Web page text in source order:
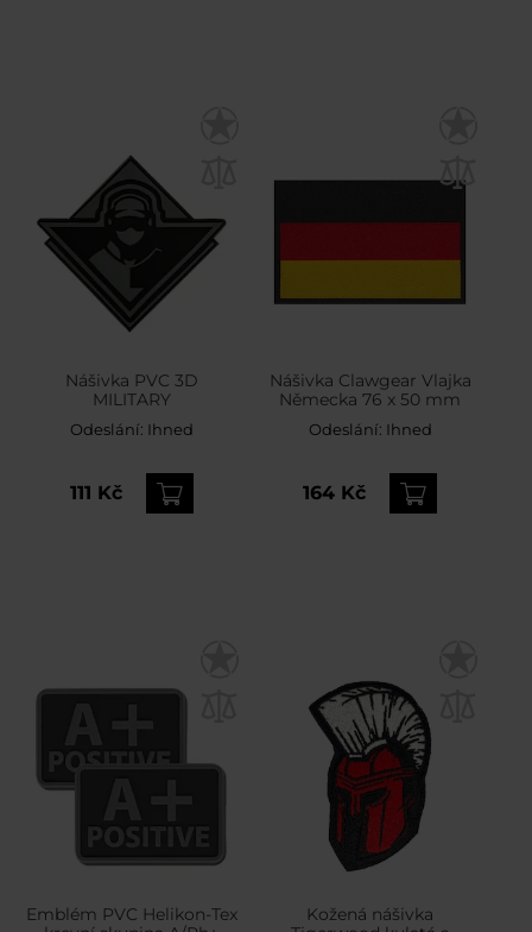
Nášivka PVC 3D
MILITARY
Odeslání: Ihned
111 Kč
Nášivka Clawgear Vlajka
Německa 76 x 50 mm
Odeslání: Ihned
164 Kč
Emblém PVC Helikon-Tex
Kožená nášivka